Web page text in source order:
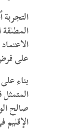
على
بناء
صالح